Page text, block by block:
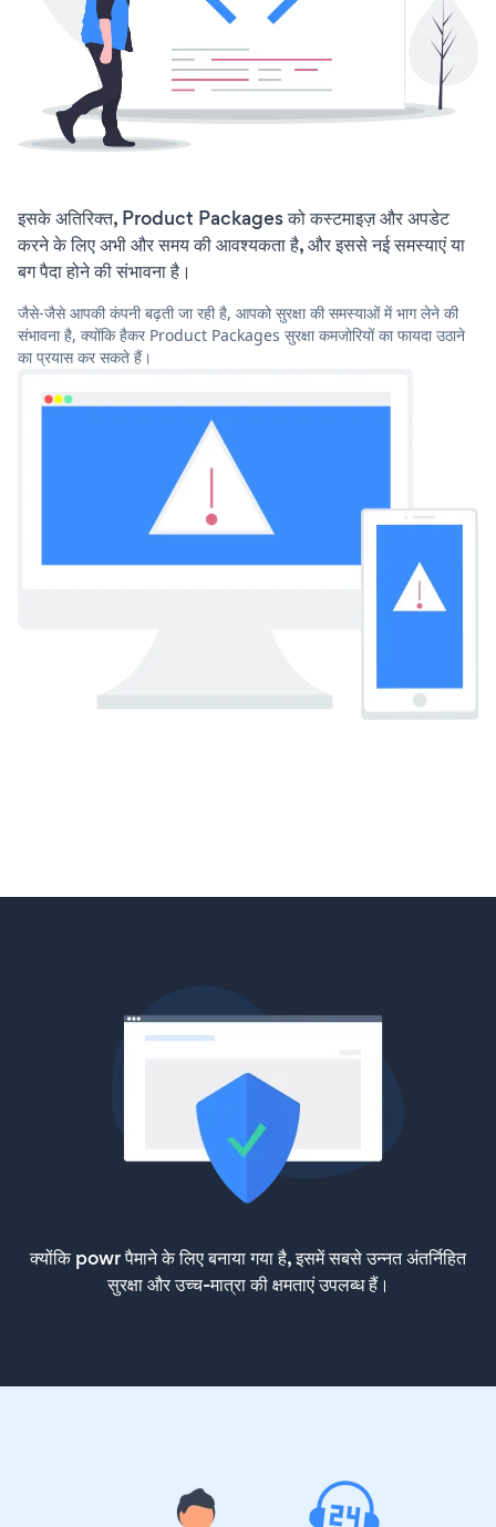
इसके अतिरिक्त, Product Packages को कस्टमाइज़ और अपडेट
करने के लिए अभी और समय की आवश्यकता है, और इससे नई समस्याएं या
बग पैदा होने की संभावना है।
जैसे-जैसे आपकी कंपनी बढ़ती जा रही है, आपको सुरक्षा की समस्याओं में भाग लेने की
संभावना है, क्योंकि हैकर Product Packages सुरक्षा कमजोरियों का फायदा उठाने
का प्रयास कर सकते हैं।
क्योंकि powr पैमाने के लिए बनाया गया है, इसमें सबसे उन्नत अंतर्निहित
सुरक्षा और उच्च-मात्रा की क्षमताएं उपलब्ध हैं।